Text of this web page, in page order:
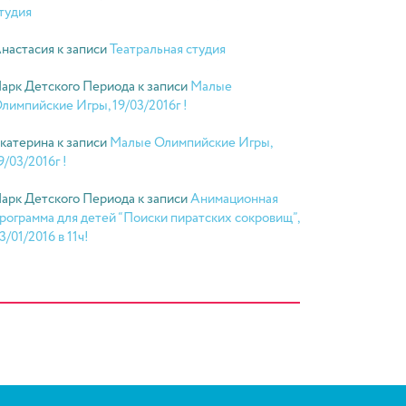
к записиТеатральная студия
Детского Периода к записиМалые
Игры, 19/03/2016г !
к записиМалые Олимпийские Игры,
03/2016г !
Детского Периода к записиАнимационная
для детей “Поиски пиратских сокровищ”,
01/2016 в 11ч!